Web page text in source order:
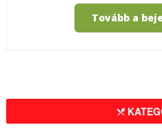
Tovább a